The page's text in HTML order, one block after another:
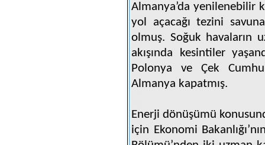
Almanya’da yenilenebilir
yol açacağı tezini
olmuş. Soğuk havaların
akışında kesintiler
Polonya ve Çek
Almanya kapatmış.
Enerji dönüşümü
için Ekonomi